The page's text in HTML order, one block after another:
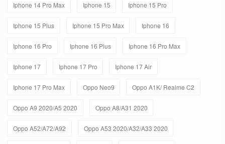
Iphone 14 Pro Max Iphone 15 Iphone 15 Pro
Iphone 15 Plus Iphone 15 Pro Max Iphone 16
Iphone 16 Pro Iphone 16 Plus Iphone 16 Pro Max
Iphone 17 Iphone 17 Pro Iphone 17 Air
Iphone 17 Pro Max Oppo Neo9 Oppo A1K/ Realme C2
Oppo A9 2020/A5 2020 Oppo A8/A31 2020
Oppo A52/A72/A92 Oppo A53 2020/A32/A33 2020